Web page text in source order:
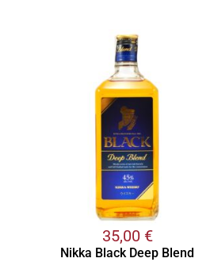
35,00 €
Nikka Black Deep Blend